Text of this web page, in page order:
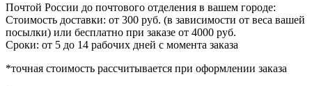
Почтой России до почтового отделения в вашем городе:
Стоимость доставки: от 300 руб. (в зависимости от веса вашей
посылки) или бесплатно при заказе от 4000 руб.
Сроки: от 5 до 14 рабочих дней с момента заказа
*точная стоимость рассчитывается при оформлении заказа